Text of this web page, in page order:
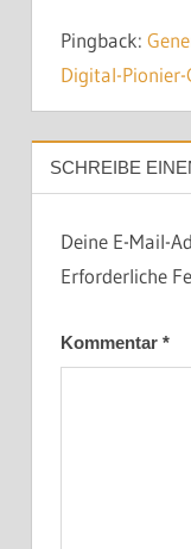
Pingback:
Digital-
SCHREIBE
Deine E-Mail-
Erforderliche
Kommentar *